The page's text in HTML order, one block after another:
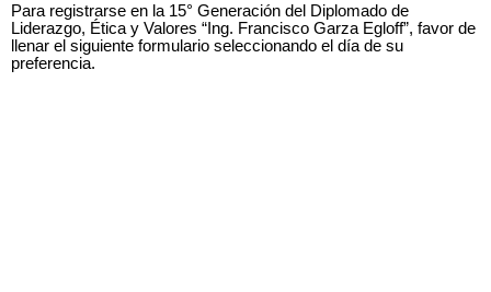
Para registrarse en la 15° Generación del Diplomado de
Liderazgo, Ética y Valores “Ing. Francisco Garza Egloff”, favor de
llenar el siguiente formulario seleccionando el día de su
preferencia.